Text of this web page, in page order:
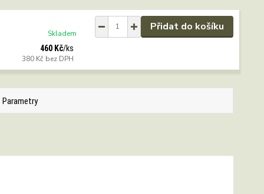
460 Kč/ks
380 Kč bez DPH
Skladem
Přidat do košíku
Parametry